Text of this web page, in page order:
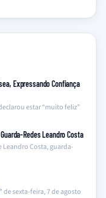
Expressando Confiança
estar “muito feliz”
Redes Leandro Costa
Leandro Costa, guarda-
sexta-feira, 7 de agosto